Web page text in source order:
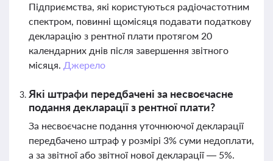
Підприємства, які користуються радіочастотним
спектром, повинні щомісяця подавати податкову
декларацію з рентної плати протягом 20
календарних днів після завершення звітного
місяця. Джерело
Які штрафи передбачені за несвоєчасне
подання декларації з рентної плати?
За несвоєчасне подання уточнюючої декларації
передбачено штраф у розмірі 3% суми недоплати,
а за звітної або звітної нової декларації — 5%.